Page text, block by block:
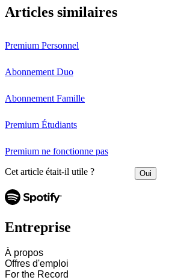
Articles similaires
Premium Personnel
Abonnement Duo
Abonnement Famille
Premium Étudiants
Premium ne fonctionne pas
Cet article était-il utile ? Oui
Entreprise
À propos
Offres d'emploi
For the Record